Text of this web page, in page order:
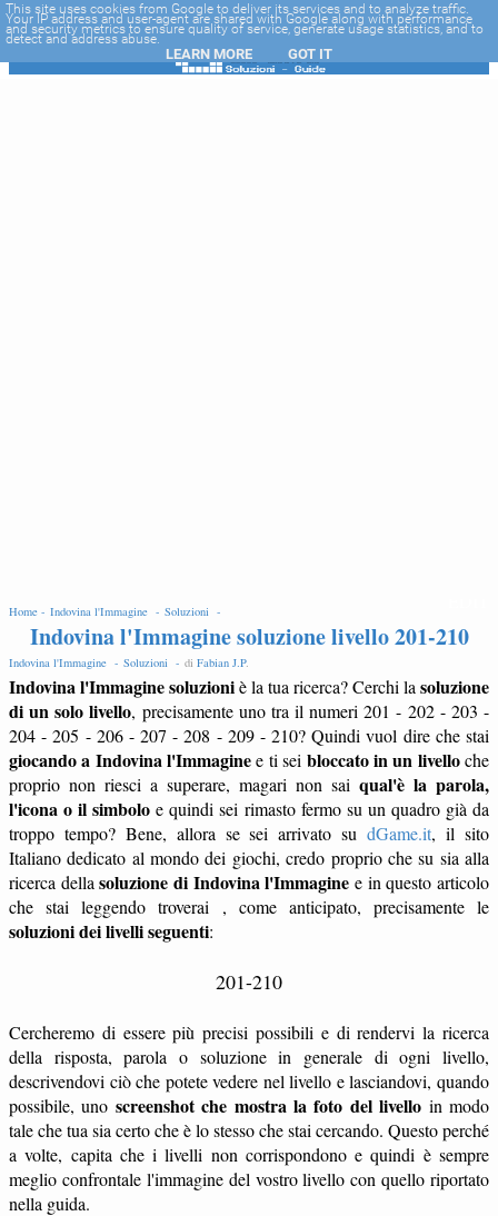
-->
Home - Indovina l'Immagine - Soluzioni -
Indovina l'Immagine soluzione livello 201-210
Indovina l'Immagine - Soluzioni - di Fabian J.P.
Indovina l'Immagine soluzioniè la tua ricerca? Cerchi la soluzione
di un solo livello, precisamente uno tra il numeri 201 - 202 - 203 -
204 - 205 - 206 - 207 - 208 - 209 - 210? Quindi vuol dire che stai
giocando a Indovina l'Immaginee ti sei bloccato in un livelloche
proprio non riesci a superare, magari non sai qual'è la parola,
l'icona o il simbolo e quindi sei rimasto fermo su un quadro già da
troppo tempo? Bene, allora se sei arrivato sudGame.it, il sito
Italiano dedicato al mondo dei giochi, credo proprio che su sia alla
ricerca dellasoluzione di Indovina l'Immagine e in questo articolo
che stai leggendo troverai , come anticipato, precisamente le
soluzioni dei livelli seguenti:
201-210
Cercheremo di essere più precisi possibili e di rendervi la ricerca
della risposta, parola o soluzione in generale di ogni livello,
descrivendovi ciò che potete vedere nel livello e lasciandovi, quando
possibile, uno screenshot che mostra la foto del livello in modo
tale che tua sia certo che è lo stesso che stai cercando. Questo perché
a volte, capita che i livelli non corrispondono e quindi è sempre
meglio confrontale l'immagine del vostro livello con quello riportato
nella guida.
This site uses cookies from Google to deliver its services and to analyze traffic.
Your IP address and user-agent are shared with Google along with performance
and security metrics to ensure quality of service, generate usage statistics, and to
detect and address abuse.
LEARN MORE GOT IT